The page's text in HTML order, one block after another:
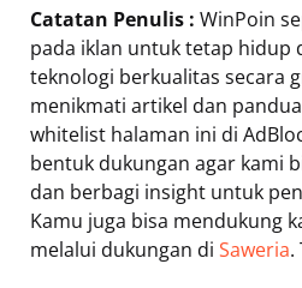
Catatan Penulis : WinPoin
pada iklan untuk tetap hidup
teknologi berkualitas secara
menikmati artikel dan
whitelist halaman ini di
bentuk dukungan agar kami
dan berbagi insight untuk
Kamu juga bisa mendukung
melalui dukungan di Saweria.